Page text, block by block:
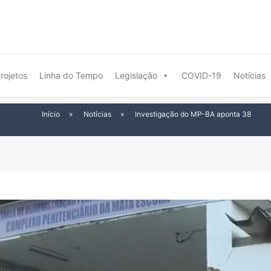
Linha do Tempo Legislação COVID-19 Notícias
Início » Notícias » Investigação do MP-BA aponta 38